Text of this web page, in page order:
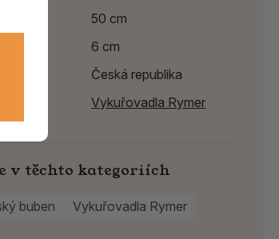
50 cm
6 cm
Česká republika
Vykuřovadla Rymer
v těchto kategoriích
buben Vykuřovadla Rymer